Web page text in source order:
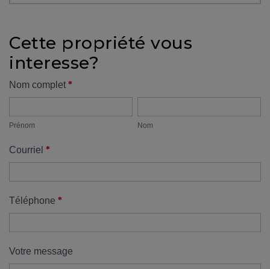
protégé!
outils
pour
financement
propriétaire
UNE
DÉCISION
!
de
démarrage
:
Cette propriété vous
interesse?
Formulaire
Nom complet *
Prénom Nom
Courriel *
Téléphone *
Votre message